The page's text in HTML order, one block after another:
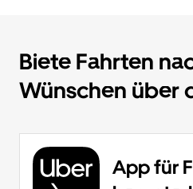
Biete Fahrten
Wünschen über
App für